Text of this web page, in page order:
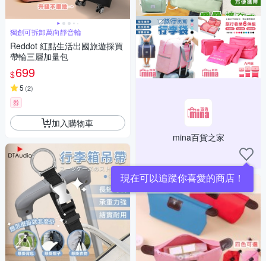
獨創可拆卸萬向靜音輪
Reddot 紅點生活出國旅遊採買
帶輪三層加量包
$699
5 (2)
券
加入購物車
mina百貨之家
現在可以追蹤你喜愛的商店！